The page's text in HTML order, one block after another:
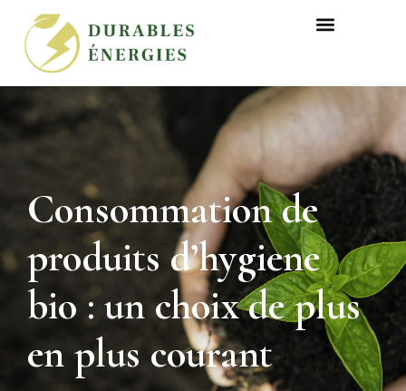
Consommation de
produits d’hygiene
bio : un choix de plus
en plus courant